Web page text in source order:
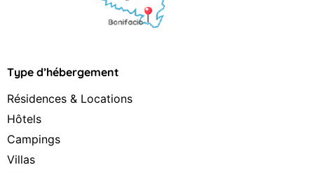
Type d’hébergement
Résidences & Locations
Hôtels
Campings
Villas